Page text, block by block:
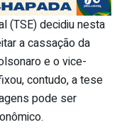
(TSE) decidiu nesta
a cassação da
e o vice-
contudo, a tese
pode ser